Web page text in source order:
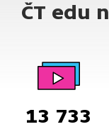
ČT edu
13 733